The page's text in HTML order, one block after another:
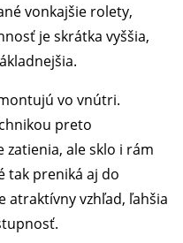
vonkajšie rolety,
je skrátka vyššia,
vo vnútri.
preto
ale sklo i rám
tak preniká aj do
atraktívny vzhľad, ľahšia